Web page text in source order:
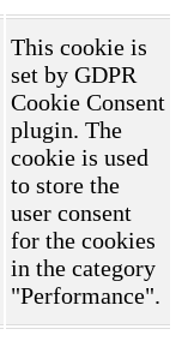
This cookie is
set by GDPR
Cookie Consent
plugin. The
cookie is used
to store the
user consent
for the cookies
in the category
"Performance".